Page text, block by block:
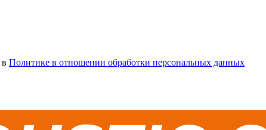
Политике в отношении обработки персональных данных